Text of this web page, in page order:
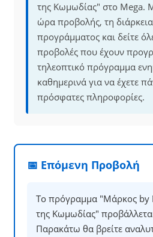
της Κωμωδίας" στο Mega.
ώρα προβολής, τη
προγράμματος και δείτε
προβολές που έχουν
τηλεοπτικό πρόγραμμα
καθημερινά για να έχετε
πρόσφατες πληροφορίες.
📅 Επόμενη Προβολή
Το πρόγραμμα "Μάρκος by
της Κωμωδίας"
Παρακάτω θα βρείτε